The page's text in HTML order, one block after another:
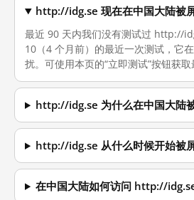
http://idg.se 现在在中国大陆被
最近 90 天内我们没有测试过 http://
10（4 个月前）的最近一次测试，它
扰。可使用本页的“立即测试”按钮获取
http://idg.se 为什么在中国大陆
http://idg.se 从什么时候开始被
在中国大陆如何访问 http://